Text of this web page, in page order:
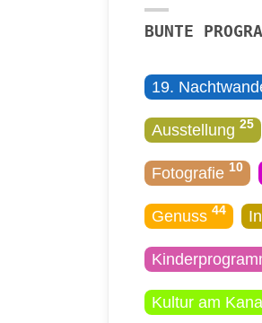
BUNTE
19.
Ausstellung 25
Fotografie 10
Genuss 44
Kultur am